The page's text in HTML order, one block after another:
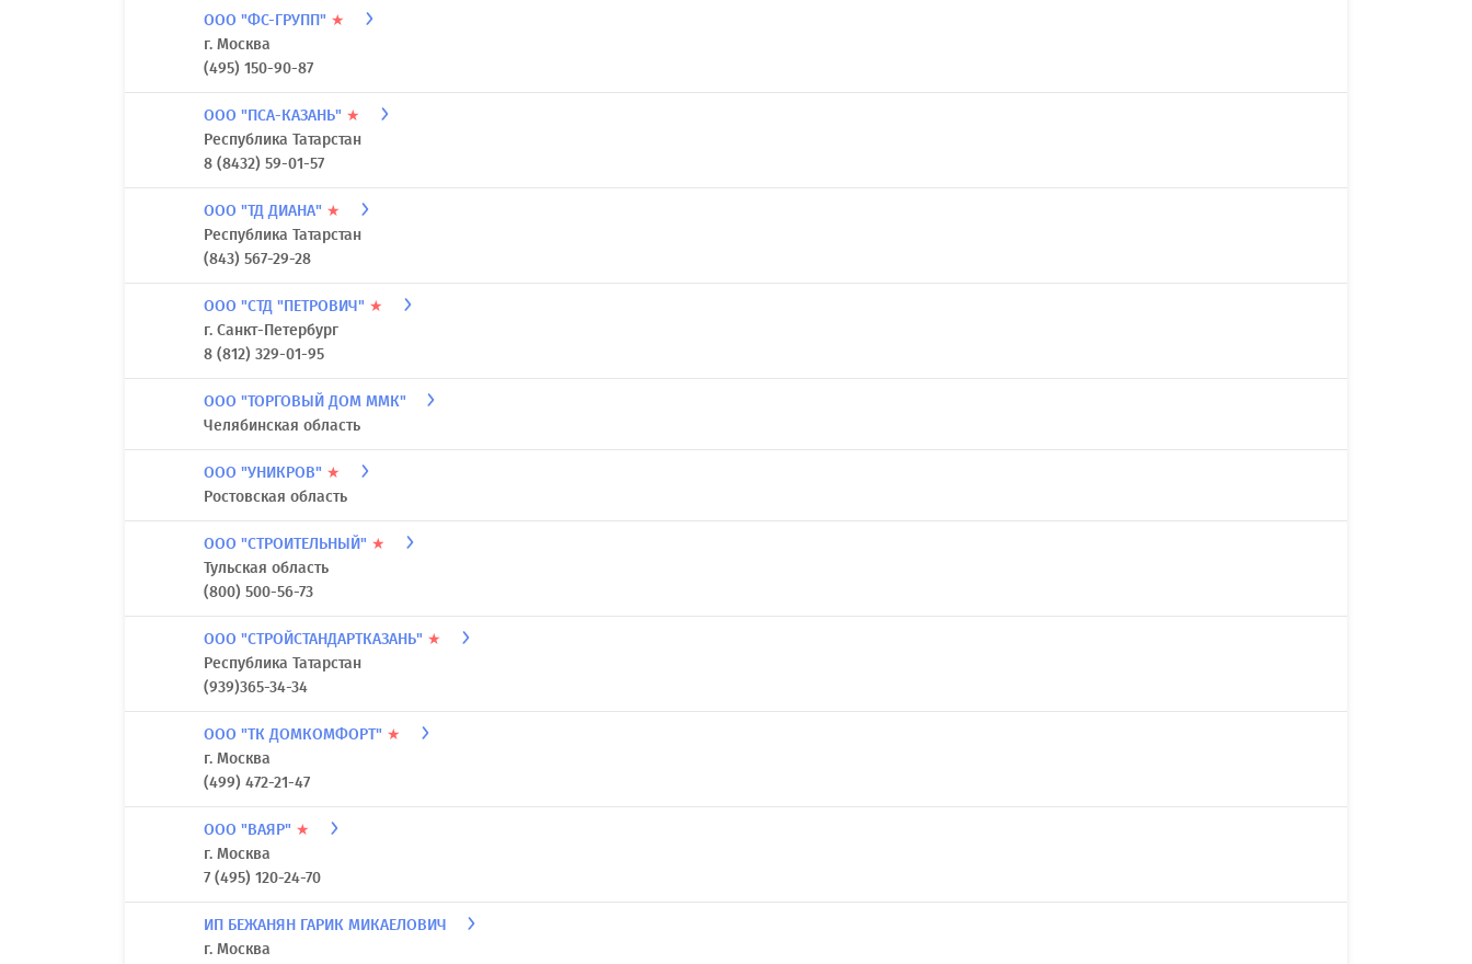
ООО "ФС-ГРУПП" ★
г. Москва
(495) 150-90-87
ООО "ПСА-КАЗАНЬ" ★
Республика Татарстан
8 (8432) 59-01-57
ООО "ТД ДИАНА" ★
Республика Татарстан
(843) 567-29-28
ООО "СТД "ПЕТРОВИЧ" ★
г. Санкт-Петербург
8 (812) 329-01-95
ООО "ТОРГОВЫЙ ДОМ ММК"
Челябинская область
ООО "УНИКРОВ" ★
Ростовская область
ООО "СТРОИТЕЛЬНЫЙ" ★
Тульская область
(800) 500-56-73
ООО "СТРОЙСТАНДАРТКАЗАНЬ" ★
Республика Татарстан
(939)365-34-34
ООО "ТК ДОМКОМФОРТ" ★
г. Москва
(499) 472-21-47
ООО "ВАЯР" ★
г. Москва
7 (495) 120-24-70
ИП БЕЖАНЯН ГАРИК МИКАЕЛОВИЧ
г. Москва